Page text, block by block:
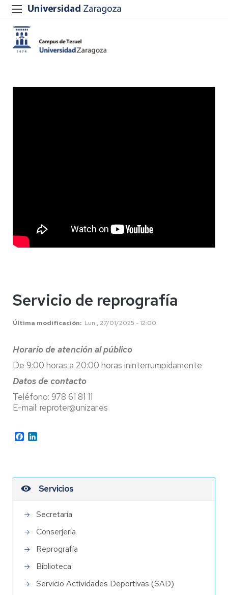
Servicio de reprografía
Última modificación Lun , 27/01/2025 - 12:00
Horario de atención al público
De 9:00 horas a 20:00 horas ininterrumpidamente
Datos de contacto
Teléfono: 978 61 81 11
E-mail: reproter@unizar.es
Facebook
Servicios
Secretaría
Conserjería
Reprografía
Biblioteca
Servicio Actividades Deportivas (SAD)